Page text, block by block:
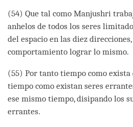
(54) Que tal como Manjushri
anhelos de todos los seres
del espacio en las diez
comportamiento lograr lo mismo.
(55) Por tanto tiempo como
tiempo como existan seres
ese mismo tiempo, disipando los
errantes.